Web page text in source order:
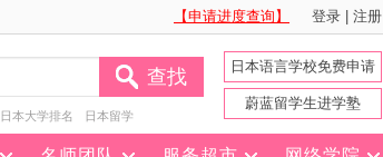
登录 注册
【申请进度查询】
日本语言学校免费申请
蔚蓝留学生进学塾
查找
日本大学排名 日本留学